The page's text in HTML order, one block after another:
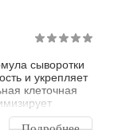
сыворотки
и укрепляет
клеточная
«REPAIR»